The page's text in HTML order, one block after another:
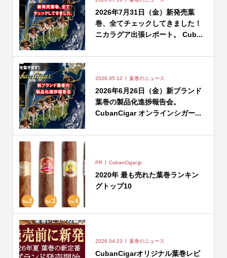
2026年7月31日（金）新発売葉
巻、全てチェックしてきました！
ニカラグア出張レポート。 Cub...
2026.05.12 葉巻のニュース
2026年6月26日（金）新ブランド
葉巻の製品化進捗報告会。
CubanCigar オンラインシガー...
PR CubanCigar.jp
2020年 最も売れた葉巻ランキン
グトップ10
2026.04.23 葉巻のニュース
CubanCigarオリジナル葉巻レビ